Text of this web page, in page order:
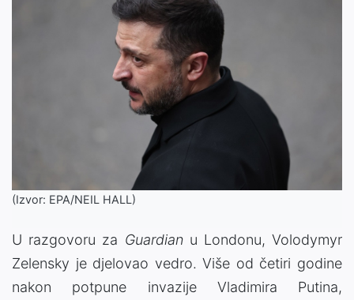
(Izvor: EPA/NEIL HALL)
U razgovoru za Guardian u Londonu, Volodymyr
Zelensky je djelovao vedro. Više od četiri godine
nakon potpune invazije Vladimira Putina,